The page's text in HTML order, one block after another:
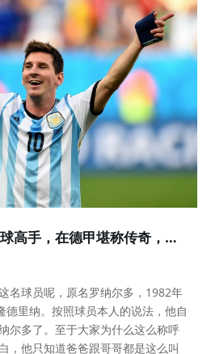
原名为罗纳尔多的任意球高手，在德甲堪称传奇，却是巴西队边缘人
名球员呢，原名罗纳尔多，1982年
里纳。按照球员本人的说法，他自
尔多了。至于大家为什么这么称呼
，他只知道爸爸跟哥哥都是这么叫